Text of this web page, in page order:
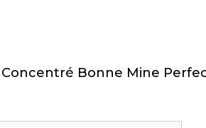
Concentré Bonne Mine